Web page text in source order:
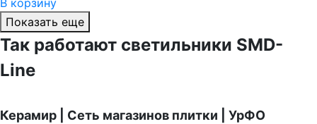
В корзину
Показать еще
Так работают светильники SMD-
Line
Керамир | Сеть магазинов плитки | УрФО